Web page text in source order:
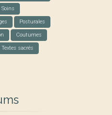
Soins
Posturales
Coutumes
Textes sacrés